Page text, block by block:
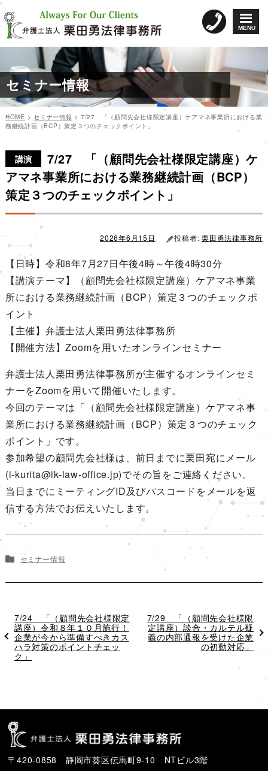
MENU
コ
ン
テ
ン
へ
ス
キ
ッ
プ
セミナー情報
HOME >セミナー情報 > 7/27 「（顧問先会社様限定講座）ケアマネ事業所における業
務継続計画（BCP）策定３つのチェックポイント」
講演
7/27 「（顧問先会社様限定講座）ケ
アマネ事業所における業務継続計画（BCP）
策定３つのチェックポイント」
日:
2026年6月15日 投稿者:栗田勇法律事務所
【日時】令和8年7月27日午後4時～午後4時30分
【講演テーマ】（顧問先会社様限定講座）ケアマネ事業
所における業務継続計画（BCP）策定３つのチェックポ
イント
【主催】弁護士法人栗田勇法律事務所
【開催方法】Zoomを用いたオンラインセミナー
弁護士法人栗田勇法律事務所が主催するオンラインセミ
ナーをZoomを用いて開催いたします。
今回のテーマは「（顧問先会社様限定講座）ケアマネ事
業所における業務継続計画（BCP）策定３つのチェック
ポイント」です。
参加希望の顧問先会社様は、前日までに栗田宛にメール
(i-kurita@ik-law-office.jp)でその旨をご連絡ください。
当日までにミーティングID及びパスコードをメールを返
信する方法でお伝えいたします。
ゴ
リ
ー
セミナー情報
稿
ナ
ビ
ゲ
シ
ョ
ン
過
去
の
投
稿
7/24 「（顧問先会社様限定
講座）令和８年１０月施行！
企業が今から準備すべきカス
ハラ対策のポイントチェッ
ク」
次
の
投
7/29 「（顧問先会社様限
定講座）談合・カルテル疑
義の内部通報を受けた企業
の初動対応」
〒420-0858 静岡市葵区伝馬町9-10 NTビル3階